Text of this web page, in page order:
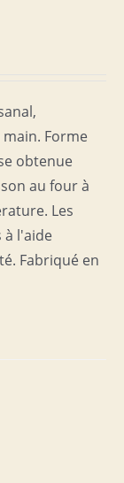
Forme
obtenue
au four à
Les
à l'aide
Fabriqué en